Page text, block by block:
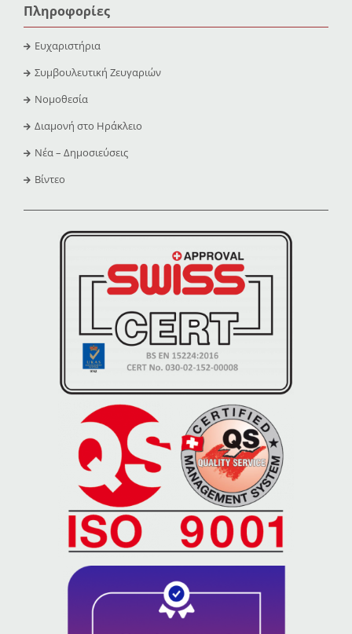
Πληροφορίες
Ευχαριστήρια
Συμβουλευτική Ζευγαριών
Νομοθεσία
Διαμονή στο Ηράκλειο
Νέα – Δημοσιεύσεις
Βίντεο